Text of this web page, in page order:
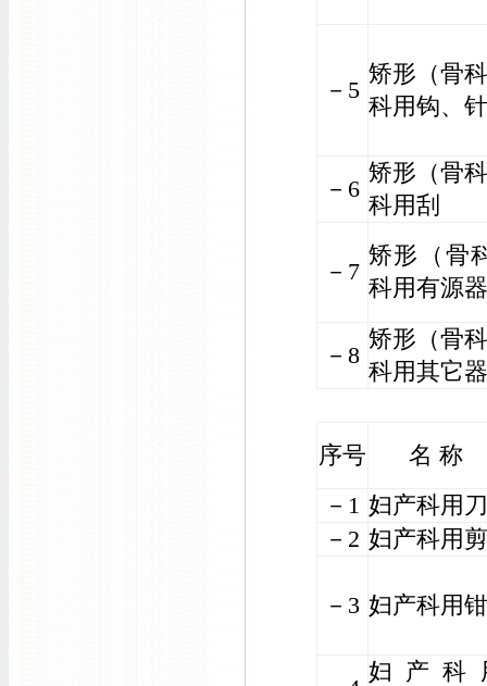
－5
矫形（骨
科用钩、针
－6
矫形（骨
科用刮
－7
矫形（骨
科用有源
－8
矫形（骨
科用其它
序号
名 称
－1 妇产科用刀
－2 妇产科用剪
－3 妇产科用钳
妇产科